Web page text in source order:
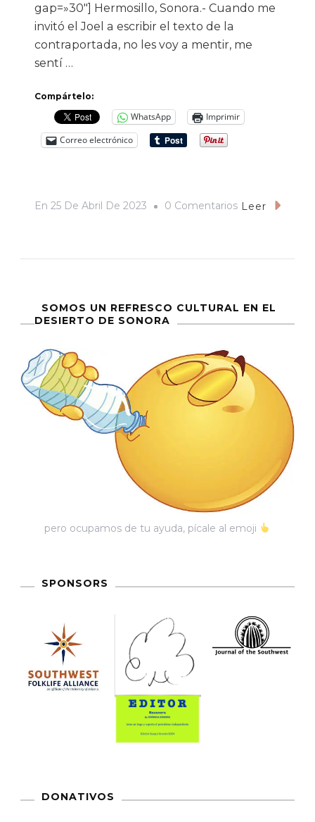
gap=»30″] Hermosillo, Sonora.- Cuando me
invitó el Joel a escribir el texto de la
contraportada, no les voy a mentir, me
sentí …
Compártelo:
WhatsApp
Imprimir
Correo electrónico
En 25 De Abril De 2023 0 ComentariosEn
A
Siglo
Leer
SOMOS UN REFRESCO CULTURAL EN EL
DESIERTO DE SONORA
pero ocupamos de tu ayuda, pícale al emoji
SPONSORS
DONATIVOS